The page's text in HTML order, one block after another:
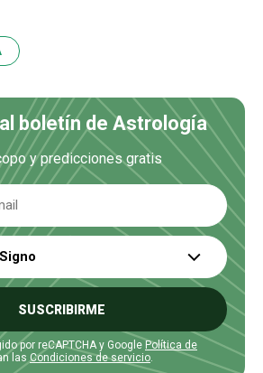
boletín de Astrología
y predicciones gratis
SUSCRIBIRME
por reCAPTCHA y Google Política de
las Condiciones de servicio.